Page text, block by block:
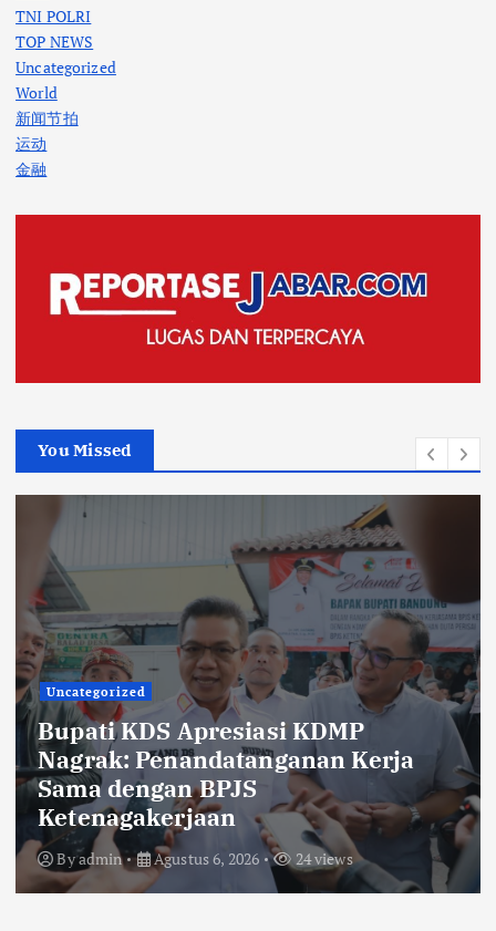
TNI POLRI
TOP NEWS
Uncategorized
World
新闻节拍
运动
金融
You Missed
KDS Apresiasi KDMP
Penandatanganan Kerja
dengan BPJS
admin Agustus 6, 2026 24 views